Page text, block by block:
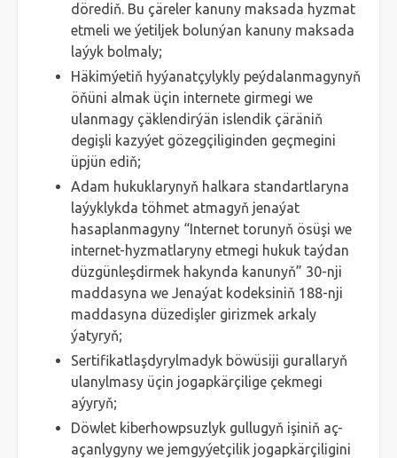
dörediň. Bu çäreler kanuny maksada hyzmat
etmeli we ýetiljek bolunýan kanuny maksada
laýyk bolmaly;
Häkimýetiň hyýanatçylykly peýdalanmagynyň
öňüni almak üçin internete girmegi we
ulanmagy çäklendirýän islendik çäräniň
degişli kazyýet gözegçiliginden geçmegini
üpjün ediň;
Adam hukuklarynyň halkara standartlaryna
laýyklykda töhmet atmagyň jenaýat
hasaplanmagyny “Internet torunyň ösüşi we
internet-hyzmatlaryny etmegi hukuk taýdan
düzgünleşdirmek hakynda kanunyň” 30-nji
maddasyna we Jenaýat kodeksiniň 188-nji
maddasyna düzedişler girizmek arkaly
ýatyryň;
Sertifikatlaşdyrylmadyk böwüsiji gurallaryň
ulanylmasy üçin jogapkärçilige çekmegi
aýyryň;
Döwlet kiberhowpsuzlyk gullugyň işiniň aç-
açanlygyny we jemgyýetçilik jogapkärçiligini